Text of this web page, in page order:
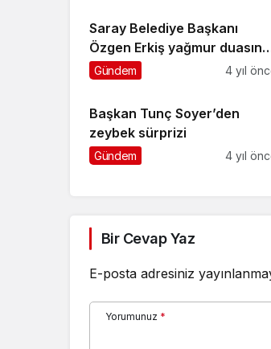
Saray Belediye Başkanı
Özgen Erkiş yağmur duasına
katıldı
Gündem 4 yıl
Başkan Tunç Soyer’den
zeybek sürprizi
Gündem 4 yıl
Bir Cevap Yaz
E-posta adresiniz
Yorumunuz *